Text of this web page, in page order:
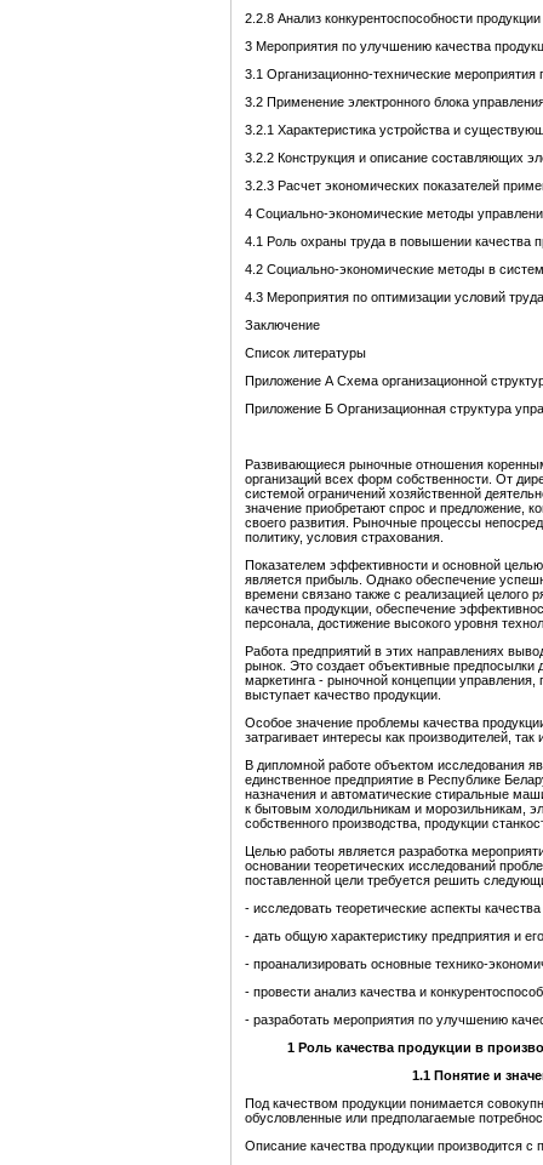
2.2.8 Анализ конкурентоспособности продукции
3 Мероприятия по улучшению качества
3.1 Организационно-технические
3.2 Применение электронного блока
3.2.1 Характеристика устройства и
3.2.2 Конструкция и описание составляющих
3.2.3 Расчет экономических показателей
4 Социально-экономические методы
4.1 Роль охраны труда в повышении качества
4.2 Социально-экономические методы в
4.3 Мероприятия по оптимизации условий
Заключение
Список литературы
Приложение А Схема организационной
Приложение Б Организационная структура
Развивающиеся рыночные отношения
организаций всех форм собственности. От
системой ограничений хозяйственной
значение приобретают спрос и предложение,
своего развития. Рыночные процессы
политику, условия страхования.
Показателем эффективности и основной
является прибыль. Однако обеспечение
времени связано также с реализацией
качества продукции, обеспечение
персонала, достижение высокого уровня
Работа предприятий в этих направлениях
рынок. Это создает объективные предпосылки
маркетинга - рыночной концепции
выступает качество продукции.
Особое значение проблемы качества
затрагивает интересы как производителей,
В дипломной работе объектом исследования
единственное предприятие в Республике
назначения и автоматические стиральные
к бытовым холодильникам и морозильникам,
собственного производства, продукции
Целью работы является разработка
основании теоретических исследований
поставленной цели требуется решить
- исследовать теоретические аспекты
- дать общую характеристику предприятия и
- проанализировать основные технико-
- провести анализ качества и
- разработать мероприятия по улучшению
1 Роль качества продукции в
1.1 Понятие и
Под качеством продукции понимается
обусловленные или предполагаемые
Описание качества продукции производится